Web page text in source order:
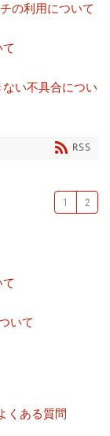
チの利用について
ない不具合につい
RSS
1 2
いて
くある質問